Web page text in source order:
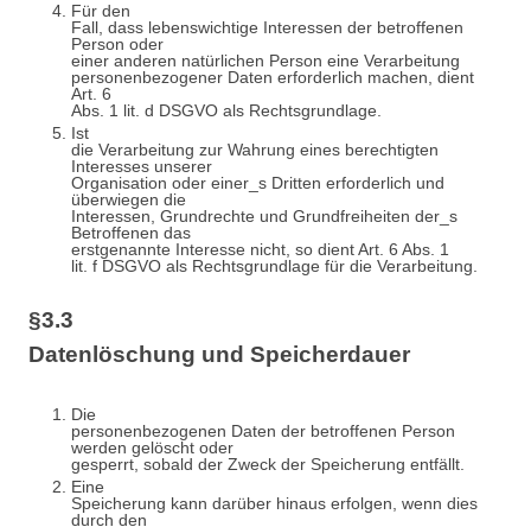
Für den
Fall, dass lebenswichtige Interessen der betroffenen
Person oder
einer anderen natürlichen Person eine Verarbeitung
personenbezogener Daten erforderlich machen, dient
Art. 6
Abs. 1 lit. d DSGVO als Rechtsgrundlage.
Ist
die Verarbeitung zur Wahrung eines berechtigten
Interesses unserer
Organisation oder einer_s Dritten erforderlich und
überwiegen die
Interessen, Grundrechte und Grundfreiheiten der_s
Betroffenen das
erstgenannte Interesse nicht, so dient Art. 6 Abs. 1
lit. f DSGVO als Rechtsgrundlage für die Verarbeitung.
§3.3
Datenlöschung und Speicherdauer
Die
personenbezogenen Daten der betroffenen Person
werden gelöscht oder
gesperrt, sobald der Zweck der Speicherung entfällt.
Eine
Speicherung kann darüber hinaus erfolgen, wenn dies
durch den